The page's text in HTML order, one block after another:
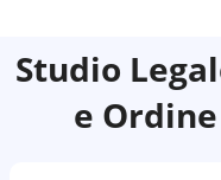
Studio
e